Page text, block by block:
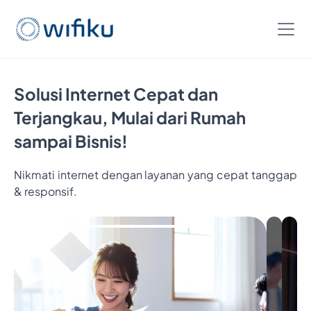
Solusi Internet Cepat dan
Terjangkau, Mulai dari Rumah
sampai Bisnis!
Nikmati internet dengan layanan yang cepat tanggap
& responsif.
Bayar
Bulan,
Nikmatin
Bulan
Cukup
Bayar